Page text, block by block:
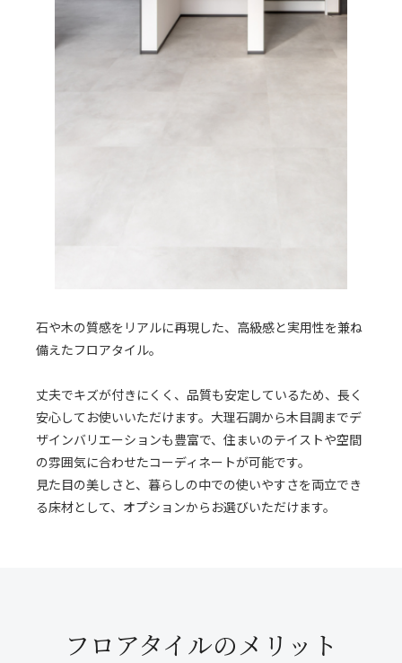
石や木の質感をリアルに再現した、高級感と実用性を兼ね
備えたフロアタイル。
丈夫でキズが付きにくく、品質も安定しているため、長く
安心してお使いいただけます。大理石調から木目調までデ
ザインバリエーションも豊富で、住まいのテイストや空間
の雰囲気に合わせたコーディネートが可能です。
見た目の美しさと、暮らしの中での使いやすさを両立でき
る床材として、オプションからお選びいただけます。
フロアタイルのメリット